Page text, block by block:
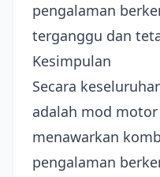
pengalaman
terganggu dan
Kesimpulan
Secara
adalah mod
menawarkan
pengalaman